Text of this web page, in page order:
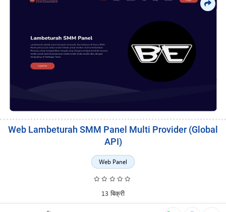
Web Lambeturah SMM Panel Multi Provider (Global
API)
Web Panel
13 बिक्री